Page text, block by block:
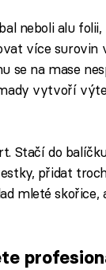
neboli alu folii,
více surovin
se na mase
vytvoří
Stačí do
přidat
mleté skořice,